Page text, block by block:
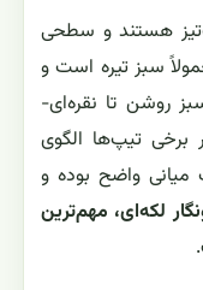
هستند و سطحی
سبز تیره است و
روشن تا نقره‌ای-
تیپ‌ها الگوی
واضح بوده و
لکه‌ای، مهم‌ترین
.